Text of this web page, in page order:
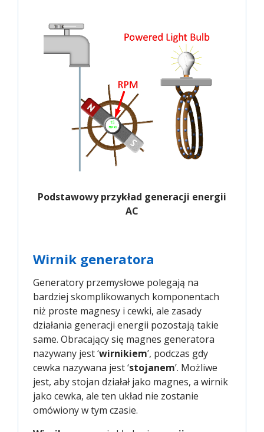
Podstawowy przykład generacji energii
AC
Wirnik generatora
Generatory przemysłowe polegają na
bardziej skomplikowanych komponentach
niż proste magnesy i cewki, ale zasady
działania generacji energii pozostają takie
same. Obracający się magnes generatora
nazywany jest ‘wirnikiem’, podczas gdy
cewka nazywana jest ‘stojanem’. Możliwe
jest, aby stojan działał jako magnes, a wirnik
jako cewka, ale ten układ nie zostanie
omówiony w tym czasie.